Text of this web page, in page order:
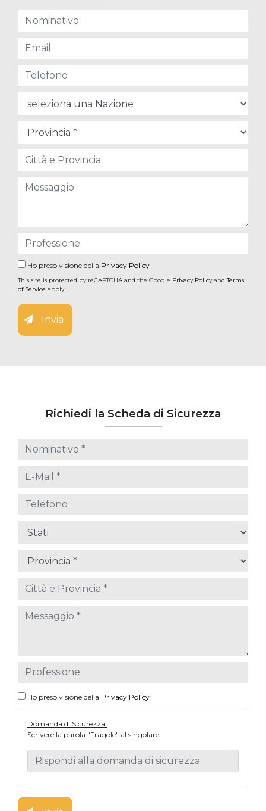
Ho preso visione della Privacy Policy
This site is protected by reCAPTCHA and the Google Privacy PolicyandTerms
of Service apply.
Invia
Richiedi la Scheda di Sicurezza
Ho preso visione della Privacy Policy
Domanda di Sicurezza:
Scrivere la parola "Fragole" al singolare